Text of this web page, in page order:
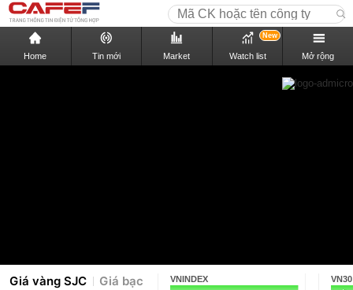
Home Tin mới Market Watch list
New
Mở rộng
Giá vàng SJC Giá bạc VNINDEX VN30